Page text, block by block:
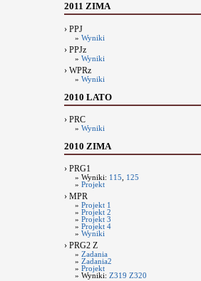
2011 ZIMA
› PPJ
» Wyniki
› PPJz
» Wyniki
› WPRz
» Wyniki
2010 LATO
› PRC
» Wyniki
2010 ZIMA
› PRG1
» Wyniki: 115, 125
» Projekt
› MPR
» Projekt 1
» Projekt 2
» Projekt 3
» Projekt 4
» Wyniki
› PRG2 Z
» Zadania
» Zadania2
» Projekt
» Wyniki: Z319 Z320